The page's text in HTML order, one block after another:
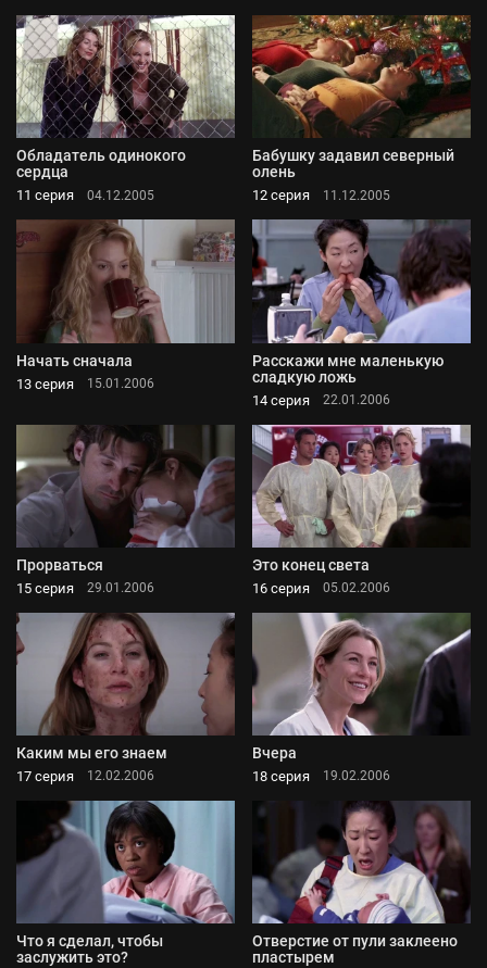
Обладатель одинокого
сердца
11 серия 04.12.2005
Бабушку задавил северный
олень
12 серия 11.12.2005
Начать сначала
13 серия 15.01.2006
Расскажи мне маленькую
сладкую ложь
14 серия 22.01.2006
Прорваться
15 серия 29.01.2006
Это конец света
16 серия 05.02.2006
Каким мы его знаем
17 серия 12.02.2006
Вчера
18 серия 19.02.2006
Что я сделал, чтобы
заслужить это?
Отверстие от пули заклеено
пластырем